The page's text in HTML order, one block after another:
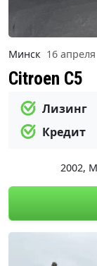
Минск 16 апреля
Citroen C5
Лизинг
Кредит
2002,